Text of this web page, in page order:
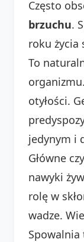
Często
brzuchu.
roku życia
To
otyłości.
jedynym i
Główne
nawyki
rolę w
wadze.